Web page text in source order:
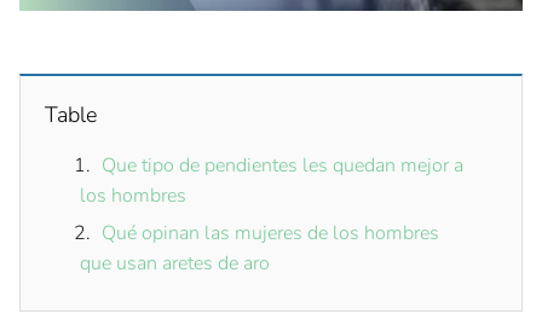
Table
Que tipo de pendientes les quedan mejor a
los hombres
Qué opinan las mujeres de los hombres
que usan aretes de aro